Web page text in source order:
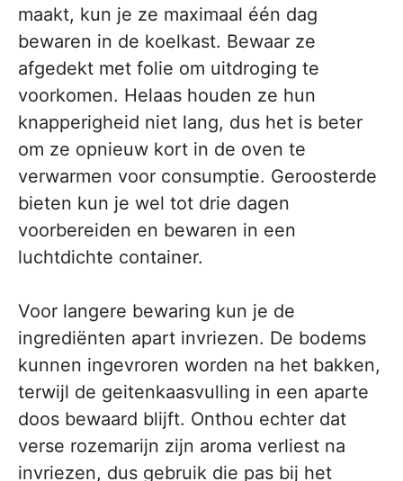
maakt, kun je ze maximaal één dag
bewaren in de koelkast. Bewaar ze
afgedekt met folie om uitdroging te
voorkomen. Helaas houden ze hun
knapperigheid niet lang, dus het is beter
om ze opnieuw kort in de oven te
verwarmen voor consumptie. Geroosterde
bieten kun je wel tot drie dagen
voorbereiden en bewaren in een
luchtdichte container.
Voor langere bewaring kun je de
ingrediënten apart invriezen. De bodems
kunnen ingevroren worden na het bakken,
terwijl de geitenkaasvulling in een aparte
doos bewaard blijft. Onthou echter dat
verse rozemarijn zijn aroma verliest na
invriezen, dus gebruik die pas bij het